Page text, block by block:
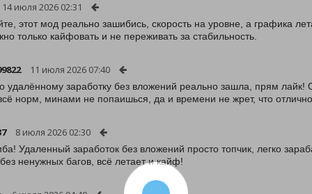
14 июля 2026 02:31
этот мод реально зашибись, скорость на уровне, а графика
только кайфовать и не переживать за стабильность.
11 июля 2026 07:40
удалённому заработку без вложений реально зашла, прям
норм, минами не попаишься, да и времени не жрет, что
8 июля 2026 02:30
Удаленный заработок без вложений просто топчик, легко
ненужных багов, всё летает и кайф!